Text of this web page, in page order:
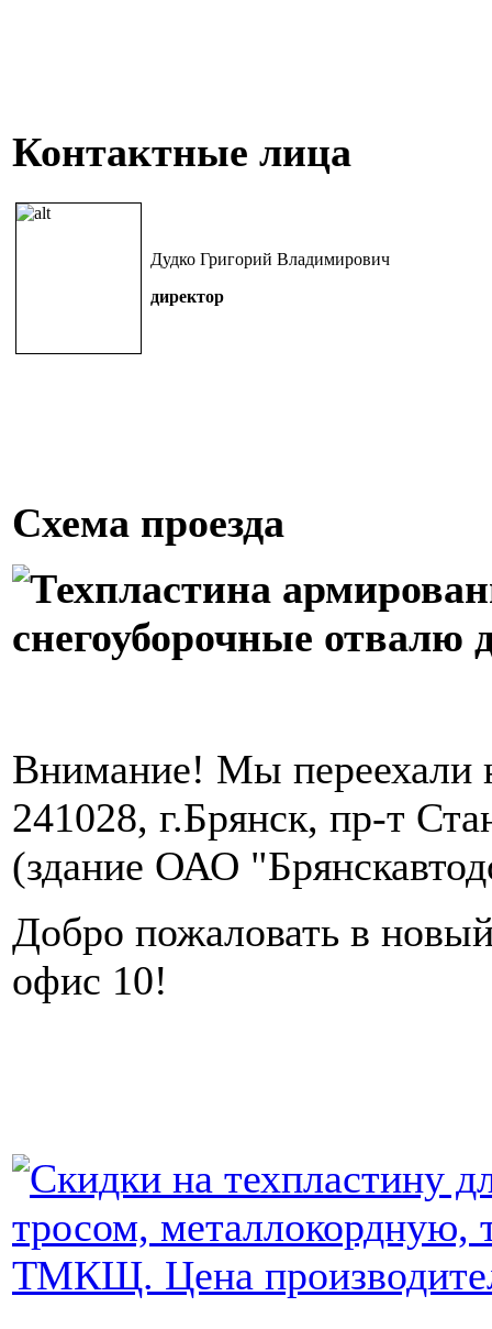
Контактные лица
Дудко Григорий Владимирович
директор
Схема проезда
Внимание! Мы переехали
241028, г.Брянск, пр-т
(здание ОАО
Добро пожаловать в
офис 10!